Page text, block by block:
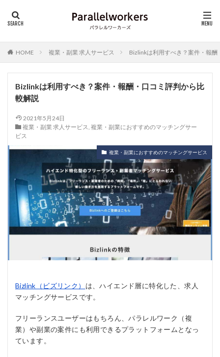
HOME 複業・副業 求人サービス Bizlinkは利用すべき？案件・報
Bizlinkは利用すべき？案件・報酬・口コミ評判から比
較解説
2021年5月24日
複業・副業 求人サービス, 複業・副業におすすめのマッチングサー
ビス
複業・副業におすすめのマッチングサービス
Bizlink（ビズリンク） は、ハイエンド層に特化した、求人
マッチングサービスです。
フリーランスユーザーはもちろん、パラレルワーク（複
業）や副業の案件にも利用できるプラットフォームとなっ
ています。